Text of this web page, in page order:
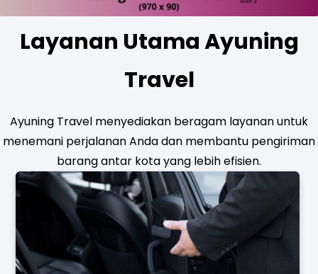
Layanan Utama Ayuning
Travel
Ayuning Travel menyediakan beragam layanan untuk
menemani perjalanan Anda dan membantu pengiriman
barang antar kota yang lebih efisien.